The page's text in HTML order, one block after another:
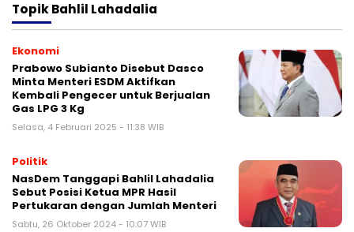
TopikBahlil Lahadalia
Ekonomi
Prabowo Subianto Disebut Dasco
Minta Menteri ESDM Aktifkan
Kembali Pengecer untuk Berjualan
Gas LPG 3 Kg
Selasa, 4 Februari 2025 - 11:38 WIB
Politik
NasDem Tanggapi Bahlil Lahadalia
Sebut Posisi Ketua MPR Hasil
Pertukaran dengan Jumlah Menteri
Sabtu, 26 Oktober 2024 - 10:07 WIB